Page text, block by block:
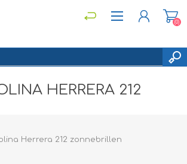
(0)
HERRERA 212
Herrera 212 zonnebrillen